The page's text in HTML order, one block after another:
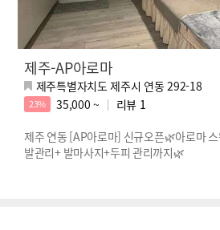
제주-AP아로마
제주특별자치도 제주시 연동 292-18
23% 35,000 ~ 리뷰 1
제주 연동 [AP아로마] 신규오픈🌿아로마
발관리+ 발마사지+두피 관리까지🌿